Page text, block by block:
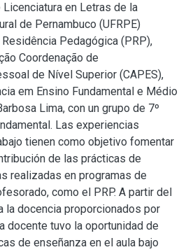
en Letras de la
de Pernambuco (UFRPE)
Pedagógica (PRP),
Coordenação de
de Nível Superior (CAPES),
em Ensino Fundamental e Médio
Lima, con un grupo de 7º
Las experiencias
tienen como objetivo fomentar
de las prácticas de
realizadas en programas de
como el PRP. A partir del
la docencia proporcionados por
docente tuvo la oportunidad de
de enseñanza en el aula bajo